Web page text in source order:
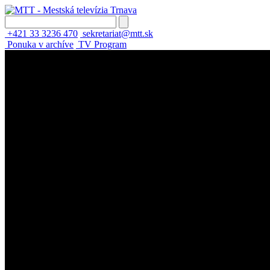
+421 33 3236 470 sekretariat@mtt.sk
Ponuka v archíve TV Program